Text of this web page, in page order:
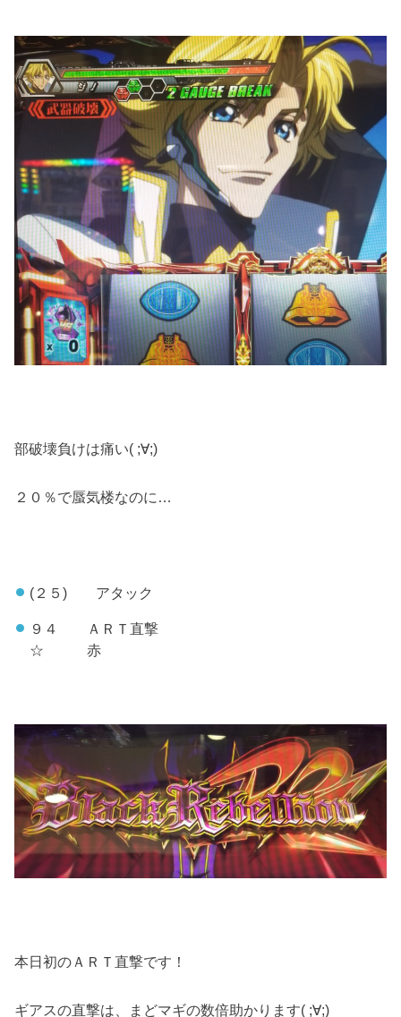
部破壊負けは痛い( ;∀;)
２０％で蜃気楼なのに…
(２５) アタック
９４ ＡＲＴ直撃
☆ 赤
本日初のＡＲＴ直撃です！
ギアスの直撃は、まどマギの数倍助かります( ;∀;)